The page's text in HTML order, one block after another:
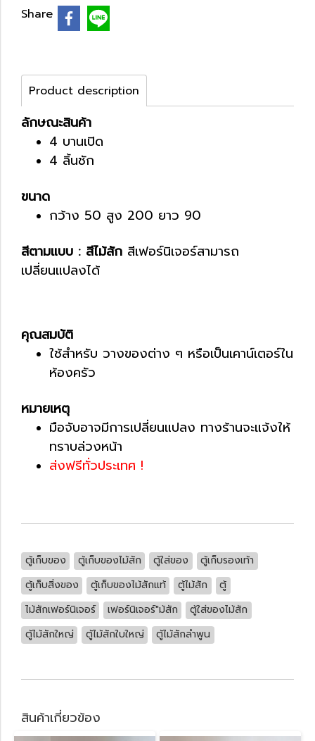
Share
Product description
ลักษณะสินค้า
4 บานเปิด
4 ลิ้นชัก
ขนาด
กว้าง 50 สูง 200 ยาว 90
สีตามแบบ : สีไม้สัก สีเฟอร์นิเจอร์สามารถ
เปลี่ยนแปลงได้
คุณสมบัติ
ใช้สำหรับ วางของต่าง ๆ หรือเป็นเคาน์เตอร์ใน
ห้องครัว
หมายเหตุ
มือจับอาจมีการเปลี่ยนแปลง ทางร้านจะแจ้งให้
ทราบล่วงหน้า
ส่งฟรีทั่วประเทศ !
ตู้เก็บของ ตู้เก็บของไม้สัก ตู้ใส่ของ
ตู้เก็บรองเท้า
ตู้เก็บสิ่งของ
ตู้เก็บของไม้สักแท้ ตู้ไม้สัก
ตู้
ไม้สักเฟอร์นิเจอร์
เฟอร์นิเจอร์"ม้สัก
ตู้ใส่ของไม้สัก
ตู้ไม้สักใหญ่
ตู้ไม้สักใบใหญ่ ตู้ไม้สักลำพูน
สินค้าเกี่ยวข้อง